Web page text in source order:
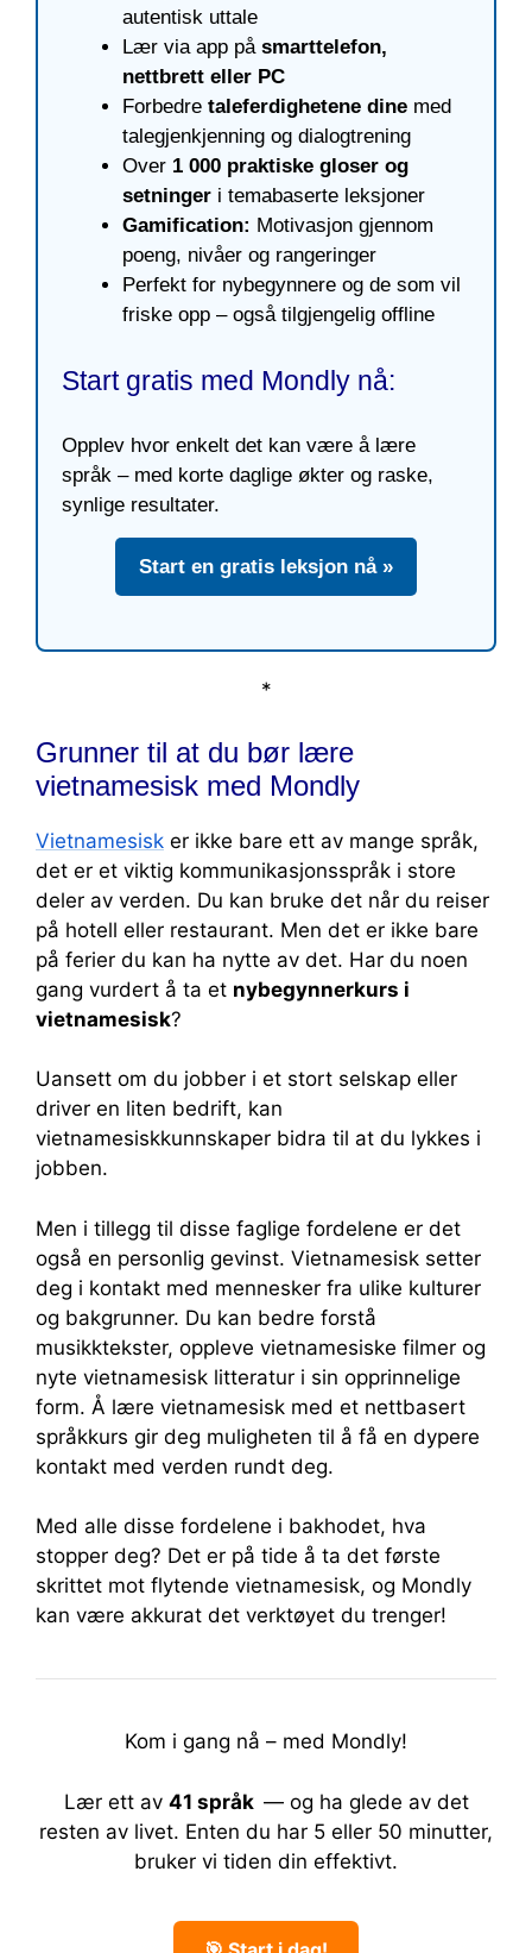
autentisk uttale
Lær via app på smarttelefon,
nettbrett eller PC
Forbedre taleferdighetene dine med
talegjenkjenning og dialogtrening
Over 1 000 praktiske gloser og
setninger i temabaserte leksjoner
Gamification: Motivasjon gjennom
poeng, nivåer og rangeringer
Perfekt for nybegynnere og de som vil
friske opp – også tilgjengelig offline
Start gratis med Mondly nå:
Opplev hvor enkelt det kan være å lære
språk – med korte daglige økter og raske,
synlige resultater.
Start en gratis leksjon nå »
*
Grunner til at du bør lære
vietnamesisk med Mondly
Vietnamesisk er ikke bare ett av mange språk,
det er et viktig kommunikasjonsspråk i store
deler av verden. Du kan bruke det når du reiser
på hotell eller restaurant. Men det er ikke bare
på ferier du kan ha nytte av det. Har du noen
gang vurdert å ta et nybegynnerkurs i
vietnamesisk?
Uansett om du jobber i et stort selskap eller
driver en liten bedrift, kan
vietnamesiskkunnskaper bidra til at du lykkes i
jobben.
Men i tillegg til disse faglige fordelene er det
også en personlig gevinst. Vietnamesisk setter
deg i kontakt med mennesker fra ulike kulturer
og bakgrunner. Du kan bedre forstå
musikktekster, oppleve vietnamesiske filmer og
nyte vietnamesisk litteratur i sin opprinnelige
form. Å lære vietnamesisk med et nettbasert
språkkurs gir deg muligheten til å få en dypere
kontakt med verden rundt deg.
Med alle disse fordelene i bakhodet, hva
stopper deg? Det er på tide å ta det første
skrittet mot flytende vietnamesisk, og Mondly
kan være akkurat det verktøyet du trenger!
Kom i gang nå – med Mondly!
Lær ett av 41 språk — og ha glede av det
resten av livet. Enten du har 5 eller 50 minutter,
bruker vi tiden din effektivt.